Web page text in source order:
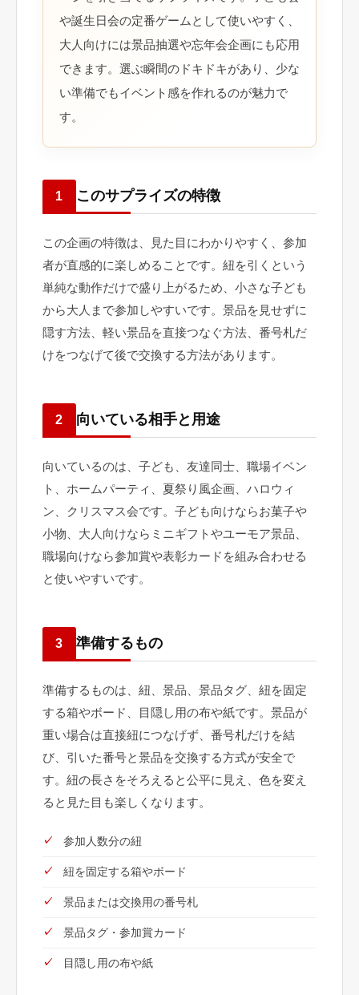
や誕生日会の定番ゲームとして使いやすく、
大人向けには景品抽選や忘年会企画にも応用
できます。選ぶ瞬間のドキドキがあり、少な
い準備でもイベント感を作れるのが魅力で
す。
1 このサプライズの特徴
この企画の特徴は、見た目にわかりやすく、参加
者が直感的に楽しめることです。紐を引くという
単純な動作だけで盛り上がるため、小さな子ども
から大人まで参加しやすいです。景品を見せずに
隠す方法、軽い景品を直接つなぐ方法、番号札だ
けをつなげて後で交換する方法があります。
2 向いている相手と用途
向いているのは、子ども、友達同士、職場イベン
ト、ホームパーティ、夏祭り風企画、ハロウィ
ン、クリスマス会です。子ども向けならお菓子や
小物、大人向けならミニギフトやユーモア景品、
職場向けなら参加賞や表彰カードを組み合わせる
と使いやすいです。
3 準備するもの
準備するものは、紐、景品、景品タグ、紐を固定
する箱やボード、目隠し用の布や紙です。景品が
重い場合は直接紐につなげず、番号札だけを結
び、引いた番号と景品を交換する方式が安全で
す。紐の長さをそろえると公平に見え、色を変え
ると見た目も楽しくなります。
参加人数分の紐
紐を固定する箱やボード
景品または交換用の番号札
景品タグ・参加賞カード
目隠し用の布や紙